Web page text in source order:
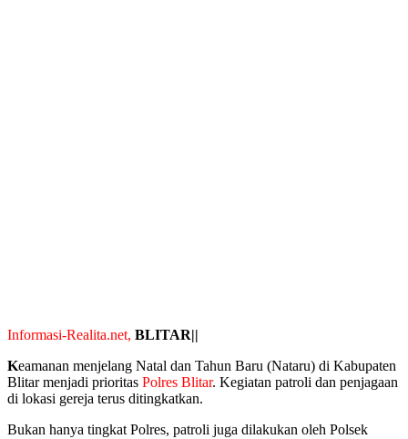
Informasi-Realita.net, BLITAR||
Keamanan menjelang Natal dan Tahun Baru (Nataru) di Kabupaten
Blitar menjadi prioritas Polres Blitar. Kegiatan patroli dan penjagaan
di lokasi gereja terus ditingkatkan.
Bukan hanya tingkat Polres, patroli juga dilakukan oleh Polsek